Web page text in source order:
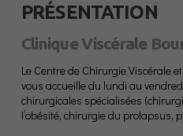
PRÉSENTATION
Clinique Viscérale
Le Centre de Chirurgie Viscérale
vous accueille du lundi au
chirurgicales spécialisées
l’obésité, chirurgie du prolapsus,